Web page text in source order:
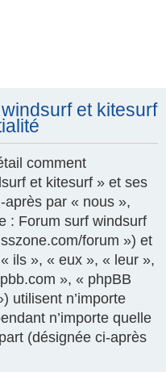
et kitesurf
comment
et kitesurf » et ses
par « nous »,
: Forum surf windsurf
forum ») et
ils », « eux », « leur »,
», « phpBB
utilisent n’importe
n’importe quelle
(désignée ci-après